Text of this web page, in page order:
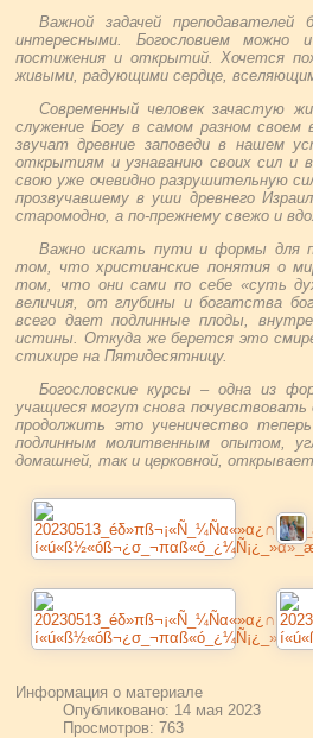
Важной задачей
интересными. Богословием
постижения и открытий. Хочется
живыми, радующими сердце,
Современный человек зачастую
служение Богу в самом разном
звучат древние заповеди в нашем
открытиям и узнаванию своих сил и
свою уже очевидно разрушительную
прозвучавшему в уши древнего
старомодно, а по-прежнему свежо и
Важно искать пути и формы для
том, что христианские понятия о
том, что они сами по себе «суть
величия, от глубины и богатства
всего дает подлинные плоды,
истины. Откуда же берется это
стихире на Пятидесятницу.
Богословские курсы – одна из
учащиеся могут снова
продолжить это ученичество
подлинным молитвенным опытом,
домашней, так и церковной,
Информация о материале
Опубликовано: 14 мая 2023
Просмотров: 763